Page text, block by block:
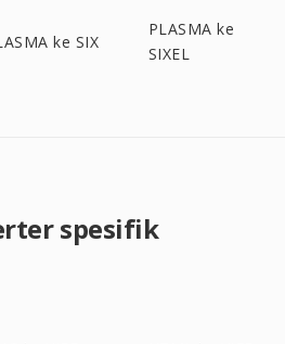
ke SIX
PLASMA ke
SIXEL
spesifik